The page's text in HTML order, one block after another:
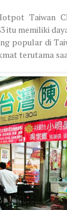
Taiwan
itu memiliki
popular di
terutama